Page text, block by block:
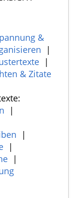
&
|
|
& Zitate
|
|
|
|